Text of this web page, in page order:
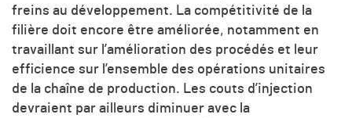
freins au développement. La compétitivité de la
filière doit encore être améliorée, notamment en
travaillant sur l’amélioration des procédés et leur
efficience sur l’ensemble des opérations unitaires
de la chaîne de production. Les couts d’injection
devraient par ailleurs diminuer avec la